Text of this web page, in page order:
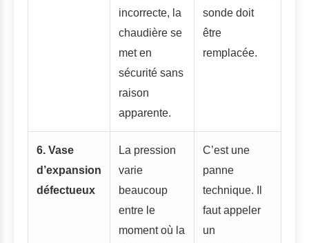
incorrecte, la
chaudière se
met en
sécurité sans
raison
apparente.
sonde doit
être
remplacée.
6. Vase
d’expansion
défectueux
La pression
varie
beaucoup
entre le
moment où la
C’est une
panne
technique. Il
faut appeler
un